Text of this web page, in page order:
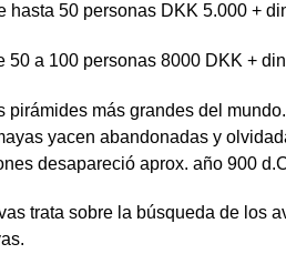
hasta 50 personas DKK 5.000 +
50 a 100 personas 8000 DKK +
pirámides más grandes del mundo.
yacen abandonadas y
desapareció aprox. año 900
trata sobre la búsqueda de los